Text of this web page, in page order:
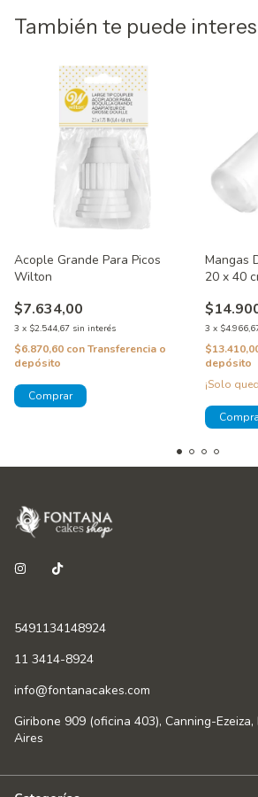
También te puede
Acople Grande Para Picos
Wilton
$7.634,00
3 x $2.544,67 sin interés
$6.870,60 conTransferencia o
depósito
Mangas
20 x 40
3 x
depósito
¡Solo
5491134148924
11 3414-8924
info@fontanacakes.com
Giribone 909 (oficina 403), Canning-
Aires